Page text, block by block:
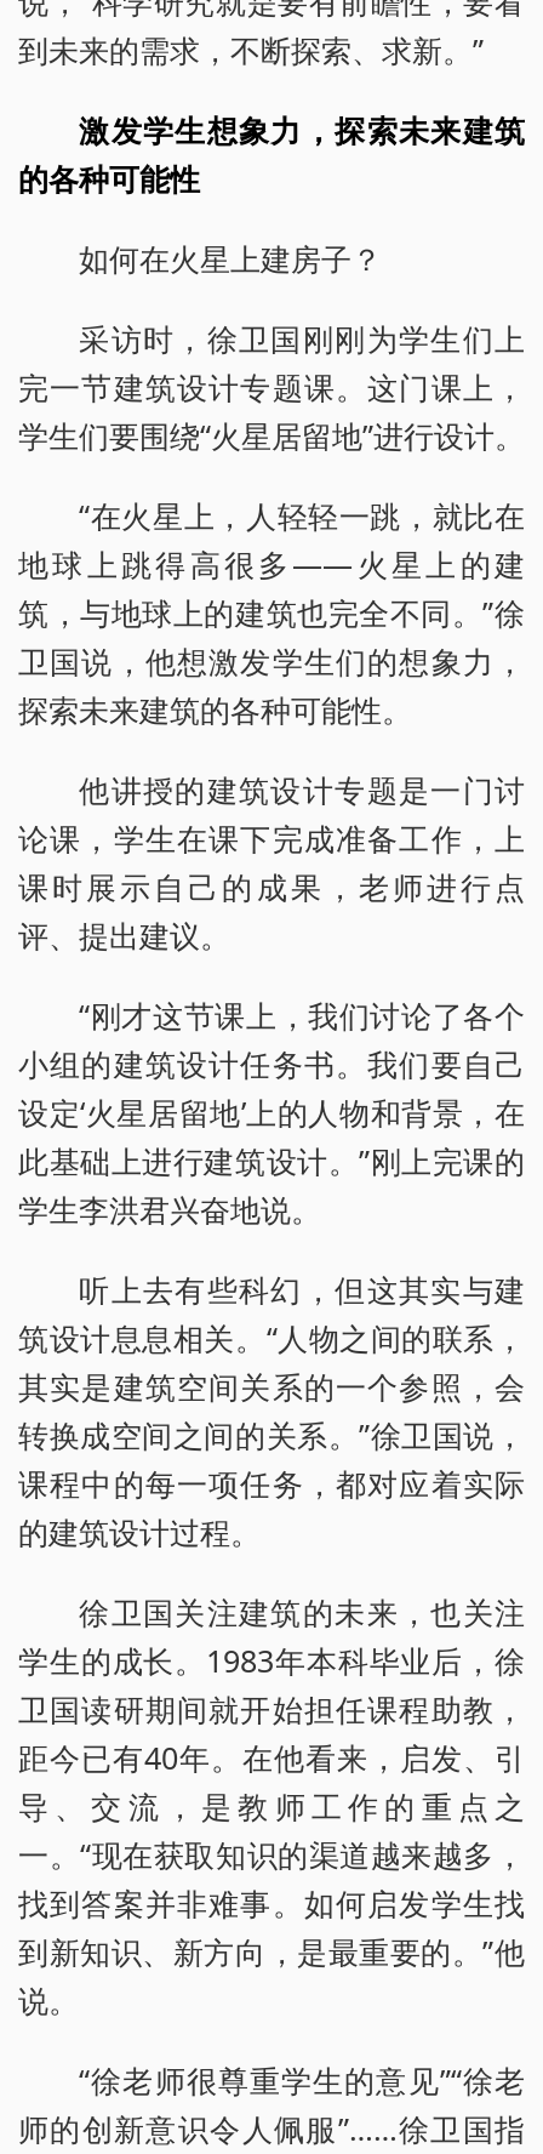
到未来的需求，不断探索、求新。”
激发学生想象力，探索未来建筑
的各种可能性
如何在火星上建房子？
采访时，徐卫国刚刚为学生们上
完一节建筑设计专题课。这门课上，
学生们要围绕“火星居留地”进行设计。
“在火星上，人轻轻一跳，就比在
地球上跳得高很多——火星上的建
筑，与地球上的建筑也完全不同。”徐
卫国说，他想激发学生们的想象力，
探索未来建筑的各种可能性。
他讲授的建筑设计专题是一门讨
论课，学生在课下完成准备工作，上
课时展示自己的成果，老师进行点
评、提出建议。
“刚才这节课上，我们讨论了各个
小组的建筑设计任务书。我们要自己
设定‘火星居留地’上的人物和背景，在
此基础上进行建筑设计。”刚上完课的
学生李洪君兴奋地说。
听上去有些科幻，但这其实与建
筑设计息息相关。“人物之间的联系，
其实是建筑空间关系的一个参照，会
转换成空间之间的关系。”徐卫国说，
课程中的每一项任务，都对应着实际
的建筑设计过程。
徐卫国关注建筑的未来，也关注
学生的成长。1983年本科毕业后，徐
卫国读研期间就开始担任课程助教，
距今已有40年。在他看来，启发、引
导、交流，是教师工作的重点之
一。“现在获取知识的渠道越来越多，
找到答案并非难事。如何启发学生找
到新知识、新方向，是最重要的。”他
说。
“徐老师很尊重学生的意见”“徐老
师的创新意识令人佩服”……徐卫国指